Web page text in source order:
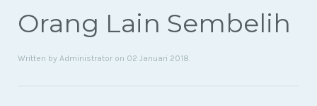
Orang Lain Sembelih
Written by Administrator on 02 Januari 2018.